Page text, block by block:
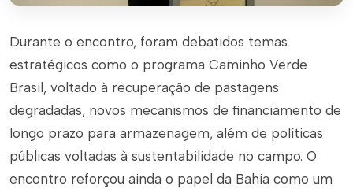
Durante o encontro, foram debatidos temas
estratégicos como o programa Caminho Verde
Brasil, voltado à recuperação de pastagens
degradadas, novos mecanismos de financiamento de
longo prazo para armazenagem, além de políticas
públicas voltadas à sustentabilidade no campo. O
encontro reforçou ainda o papel da Bahia como um